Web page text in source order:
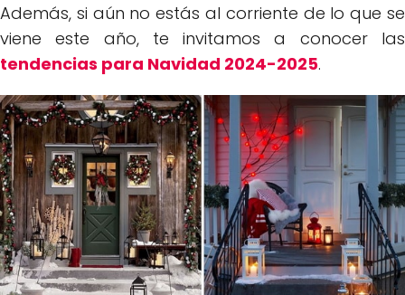
Además, si aún no estás al corriente de lo que se
viene este año, te invitamos a conocer las
tendencias para Navidad 2024-2025.